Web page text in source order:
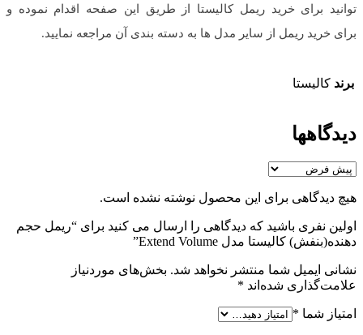
توانید برای خرید ریمل کالیستا از طریق این صفحه اقدام نموده و
برای خرید ریمل از سایر مدل ها به دسته بندی آن مراجعه نمایید.
برند کالیستا
دیدگاهها
هیچ دیدگاهی برای این محصول نوشته نشده است.
اولین نفری باشید که دیدگاهی را ارسال می کنید برای “ریمل حجم
دهنده(بنفش) کالیستا مدل Extend Volume”
نشانی ایمیل شما منتشر نخواهد شد. بخش‌های موردنیاز
علامت‌گذاری شده‌اند *
امتیاز شما *